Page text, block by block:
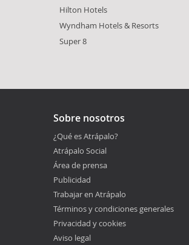
Hilton Hotels
Wyndham Hotels & Resorts
Super 8
Sobre nosotros
¿Qué es Atrápalo?
Atrápalo Social
Área de prensa
Publicidad
Trabajar en Atrápalo
Términos y condiciones generales
Privacidad y cookies
Aviso legal